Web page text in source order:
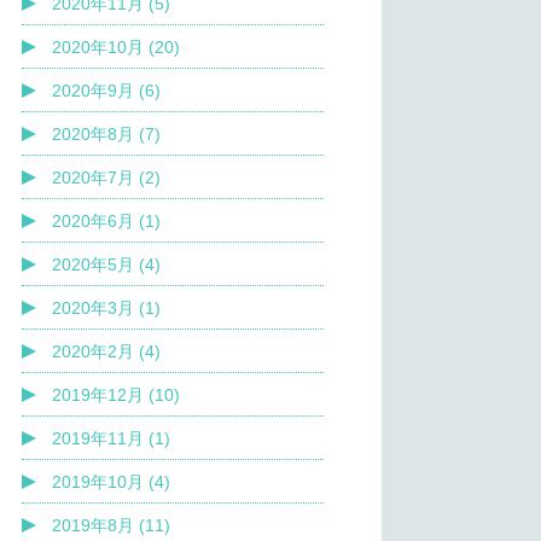
2020年10月 (20)
2020年9月 (6)
2020年8月 (7)
2020年7月 (2)
2020年6月 (1)
2020年5月 (4)
2020年3月 (1)
2020年2月 (4)
2019年12月 (10)
2019年11月 (1)
2019年10月 (4)
2019年8月 (11)